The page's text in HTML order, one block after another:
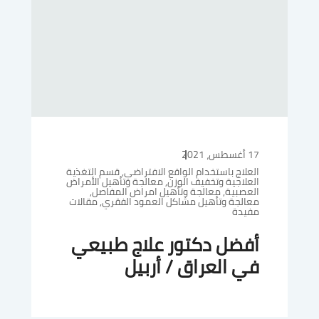
17 أغسطس، 2021
العلاج باستخدام الواقع الافتراضي,قسم التغذية
العلاجية وتخفيف الوزن,معالجة وتأهيل الأمراض
العصبية,معالجة وتأهيل امراض المفاصل,
معالجة وتأهيل مشاكل العمود الفقري,مقالات
مفيدة
أفضل دكتور علاج طبيعي
في العراق / أربيل